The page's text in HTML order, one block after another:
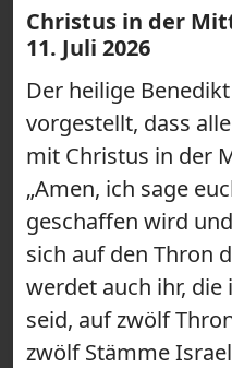
Christus in der
11. Juli 2026
Der heilige
vorgestellt, dass
mit Christus in der
„Amen, ich sage
geschaffen wird
sich auf den Thron
werdet auch ihr,
seid, auf zwölf
zwölf Stämme